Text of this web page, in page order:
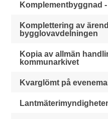
Komplementbyggnad
Komplettering av
bygglovavdelningen
Kopia av allmän
kommunarkivet
Kvarglömt på